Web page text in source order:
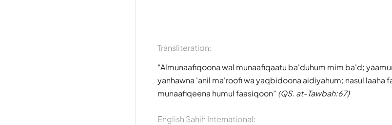
Transliteration:
Almunaafiqoona wal munaafiqaatu ba'duhum mim ba'd;
yanhawna 'anil ma'roofi wa yaqbidoona aidiyahum; nasul laaha
munaafiqeena humul faasiqoon (QS. at-Tawbah:67)
English Sahih International: